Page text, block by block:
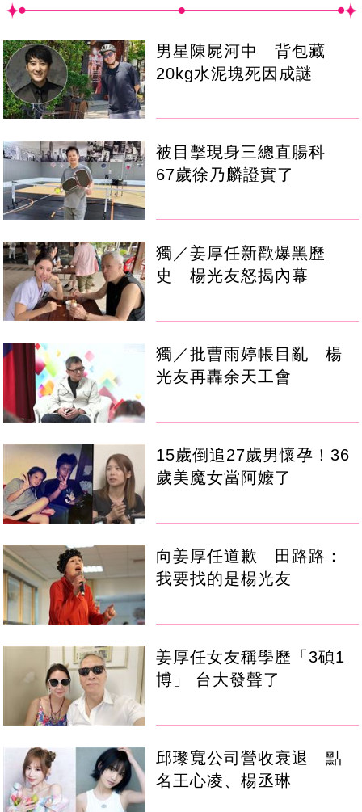
男星陳屍河中 背包藏
20kg水泥塊死因成謎
被目擊現身三總直腸科
67歲徐乃麟證實了
獨／姜厚任新歡爆黑歷
史 楊光友怒揭內幕
獨／批曹雨婷帳目亂 楊
光友再轟余天工會
15歲倒追27歲男懷孕！36
歲美魔女當阿嬤了
向姜厚任道歉 田路路：
我要找的是楊光友
姜厚任女友稱學歷「3碩1
博」 台大發聲了
邱瓈寬公司營收衰退 點
名王心凌、楊丞琳